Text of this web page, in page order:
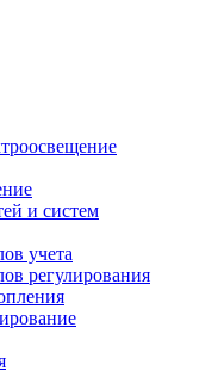
и систем
учета
регулирования